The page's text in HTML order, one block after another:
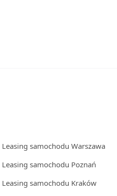
Leasing samochodu Warszawa
Leasing samochodu Poznań
Leasing samochodu Kraków